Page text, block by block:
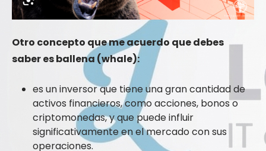
Otro concepto que me acuerdo que debes
saber es ballena (whale):
es un inversor que tiene una gran cantidad de
activos financieros, como acciones, bonos o
criptomonedas, y que puede influir
significativamente en el mercado con sus
operaciones.